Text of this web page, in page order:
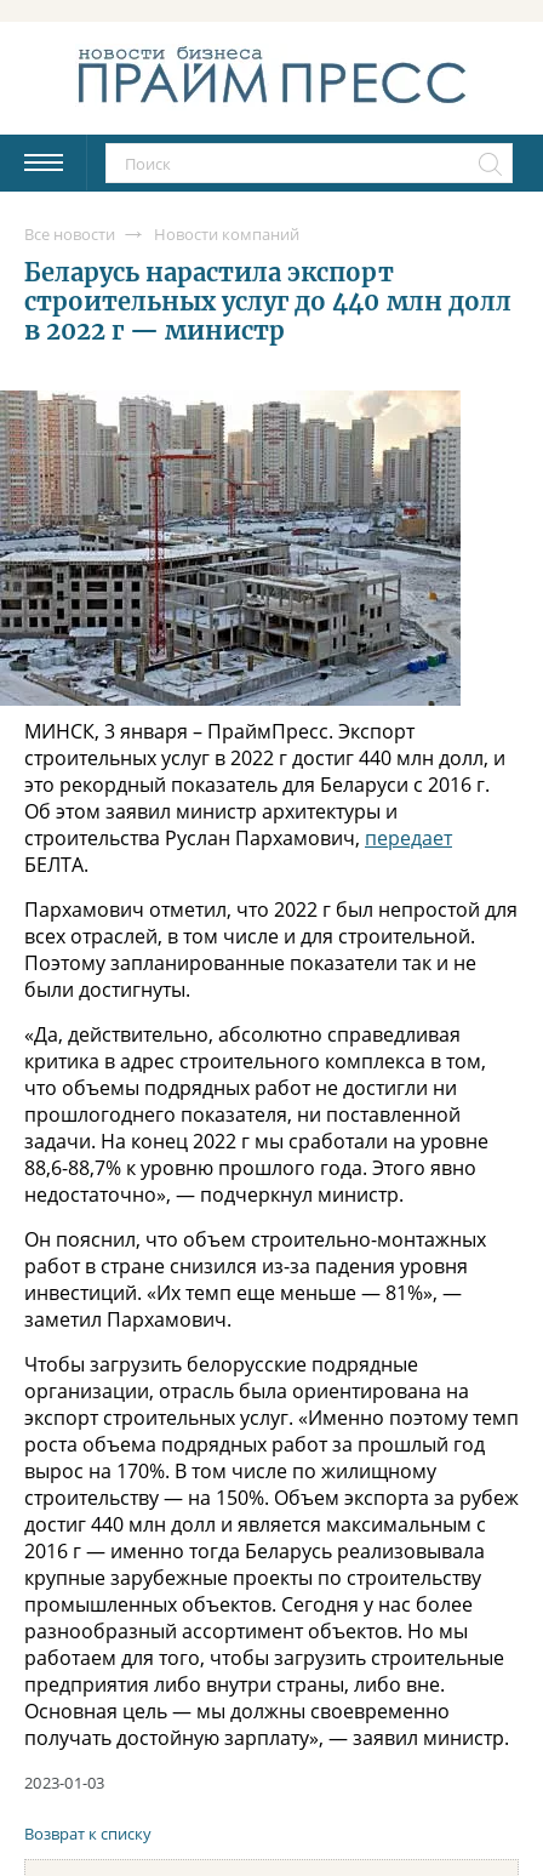
Все новости Новости компаний
Беларусь нарастила экспорт
строительных услуг до 440 млн долл
в 2022 г — министр
МИНСК, 3 января – ПраймПресс. Экспорт
строительных услуг в 2022 г достиг 440 млн долл, и
это рекордный показатель для Беларуси с 2016 г.
Об этом заявил министр архитектуры и
строительства Руслан Пархамович, передает
БЕЛТА.
Пархамович отметил, что 2022 г был непростой для
всех отраслей, в том числе и для строительной.
Поэтому запланированные показатели так и не
были достигнуты.
«Да, действительно, абсолютно справедливая
критика в адрес строительного комплекса в том,
что объемы подрядных работ не достигли ни
прошлогоднего показателя, ни поставленной
задачи. На конец 2022 г мы сработали на уровне
88,6-88,7% к уровню прошлого года. Этого явно
недостаточно», — подчеркнул министр.
Он пояснил, что объем строительно-монтажных
работ в стране снизился из-за падения уровня
инвестиций. «Их темп еще меньше — 81%», —
заметил Пархамович.
Чтобы загрузить белорусские подрядные
организации, отрасль была ориентирована на
экспорт строительных услуг. «Именно поэтому темп
роста объема подрядных работ за прошлый год
вырос на 170%. В том числе по жилищному
строительству — на 150%. Объем экспорта за рубеж
достиг 440 млн долл и является максимальным с
2016 г — именно тогда Беларусь реализовывала
крупные зарубежные проекты по строительству
промышленных объектов. Сегодня у нас более
разнообразный ассортимент объектов. Но мы
работаем для того, чтобы загрузить строительные
предприятия либо внутри страны, либо вне.
Основная цель — мы должны своевременно
получать достойную зарплату», — заявил министр.
2023-01-03
Возврат к списку